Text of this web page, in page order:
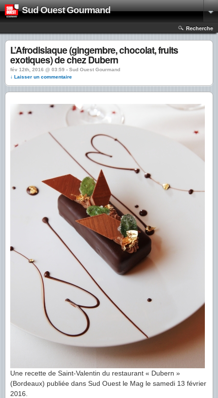
Sud Ouest Gourmand
Recherche
L’Afrodisiaque (gingembre, chocolat, fruits
exotiques) de chez Dubern
fév 12th, 2016 @ 03:59 › Sud Ouest Gourmand
↓ Laisser un commentaire
Une recette de Saint-Valentin du restaurant « Dubern »
(Bordeaux) publiée dans Sud Ouest le Mag le samedi 13 février
2016.